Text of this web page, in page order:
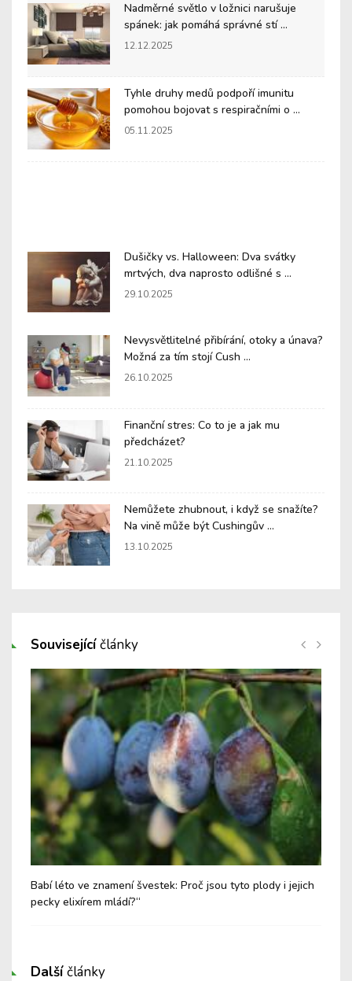
Nadměrné světlo v ložnici narušuje
spánek: jak pomáhá správné stí ...
12.12.2025
Tyhle druhy medů podpoří imunitu
pomohou bojovat s respiračními o ...
05.11.2025
Dušičky vs. Halloween: Dva svátky
mrtvých, dva naprosto odlišné s ...
29.10.2025
Nevysvětlitelné přibírání, otoky a únava?
Možná za tím stojí Cush ...
26.10.2025
Finanční stres: Co to je a jak mu
předcházet?
21.10.2025
Nemůžete zhubnout, i když se snažíte?
Na vině může být Cushingův ...
13.10.2025
Souvisejícíčlánky
Babí léto ve znamení švestek: Proč jsou tyto plody i jejich
pecky elixírem mládí?“
Dalšíčlánky